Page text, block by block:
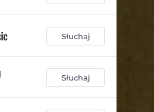
Słuchaj
Słuchaj